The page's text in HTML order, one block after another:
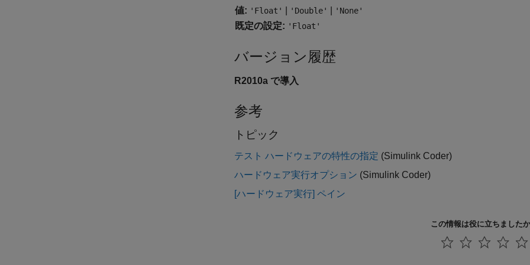
値: 'Float' 'Double' 'None'
既定の設定: 'Float'
バージョン履歴
R2010a で導入
参考
トピック
テスト ハードウェアの特性の指定 (Simulink Coder)
ハードウェア実行オプション (Simulink Coder)
[ハードウェア実行] ペイン
この情報は役に立ちました